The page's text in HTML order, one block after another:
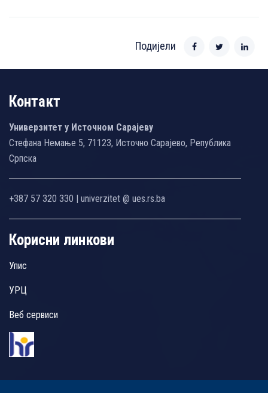
Подијели
Контакт
Универзитет у Источном Сарајеву
Стефана Немање 5, 71123, Источно Сарајево, Република
Српска
+387 57 320 330 | univerzitet @ ues.rs.ba
Корисни линкови
Упис
УРЦ
Веб сервиси